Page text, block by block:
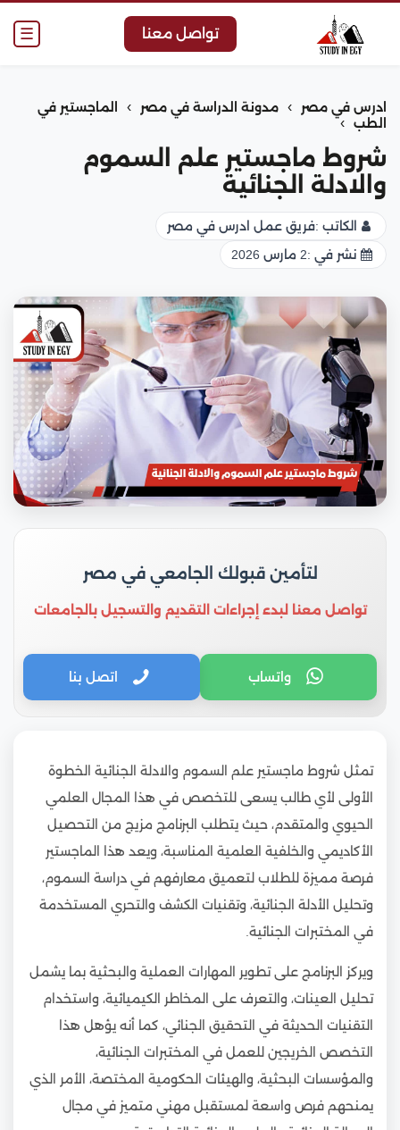
☰ تواصل معنا
ادرس في مصر › مدونة الدراسة في مصر ›
الماجستير في
الطب
›
شروط ماجستير علم السموم
والادلة الجنائية
الكاتب :فريق عمل ادرس في مصر
نشر في :2 مارس 2026
لتأمين قبولك الجامعي في مصر
تواصل معنا لبدء إجراءات التقديم والتسجيل بالجامعات
واتساب اتصل بنا
تمثل شروط ماجستير علم السموم والادلة الجنائية الخطوة
الأولى لأي طالب يسعى للتخصص في هذا المجال العلمي
الحيوي والمتقدم، حيث يتطلب البرنامج مزيج من التحصيل
الأكاديمي والخلفية العلمية المناسبة، ويعد هذا الماجستير
فرصة مميزة للطلاب لتعميق معارفهم في دراسة السموم،
وتحليل الأدلة الجنائية، وتقنيات الكشف والتحري المستخدمة
في المختبرات الجنائية.
ويركز البرنامج على تطوير المهارات العملية والبحثية بما يشمل
تحليل العينات، والتعرف على المخاطر الكيميائية، واستخدام
التقنيات الحديثة في التحقيق الجنائي، كما أنه يؤهل هذا
التخصص الخريجين للعمل في المختبرات الجنائية،
والمؤسسات البحثية، والهيئات الحكومية المختصة، الأمر الذي
يمنحهم فرص واسعة لمستقبل مهني متميز في مجال